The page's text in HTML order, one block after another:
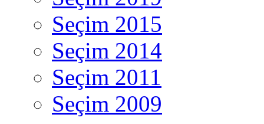
Seçim 2015
Seçim 2014
Seçim 2011
Seçim 2009